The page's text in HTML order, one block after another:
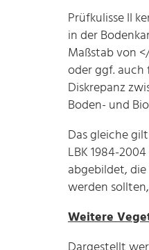
Prüfkulisse II
in der
Maßstab von
oder ggf.
Diskrepanz
Boden- und
Das gleiche
LBK 1984-
abgebildet,
werden
Weitere